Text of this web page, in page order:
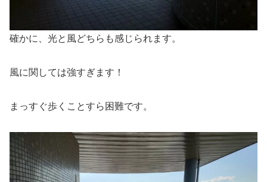
確かに、光と風どちらも感じられます。
風に関しては強すぎます！
まっすぐ歩くことすら困難です。